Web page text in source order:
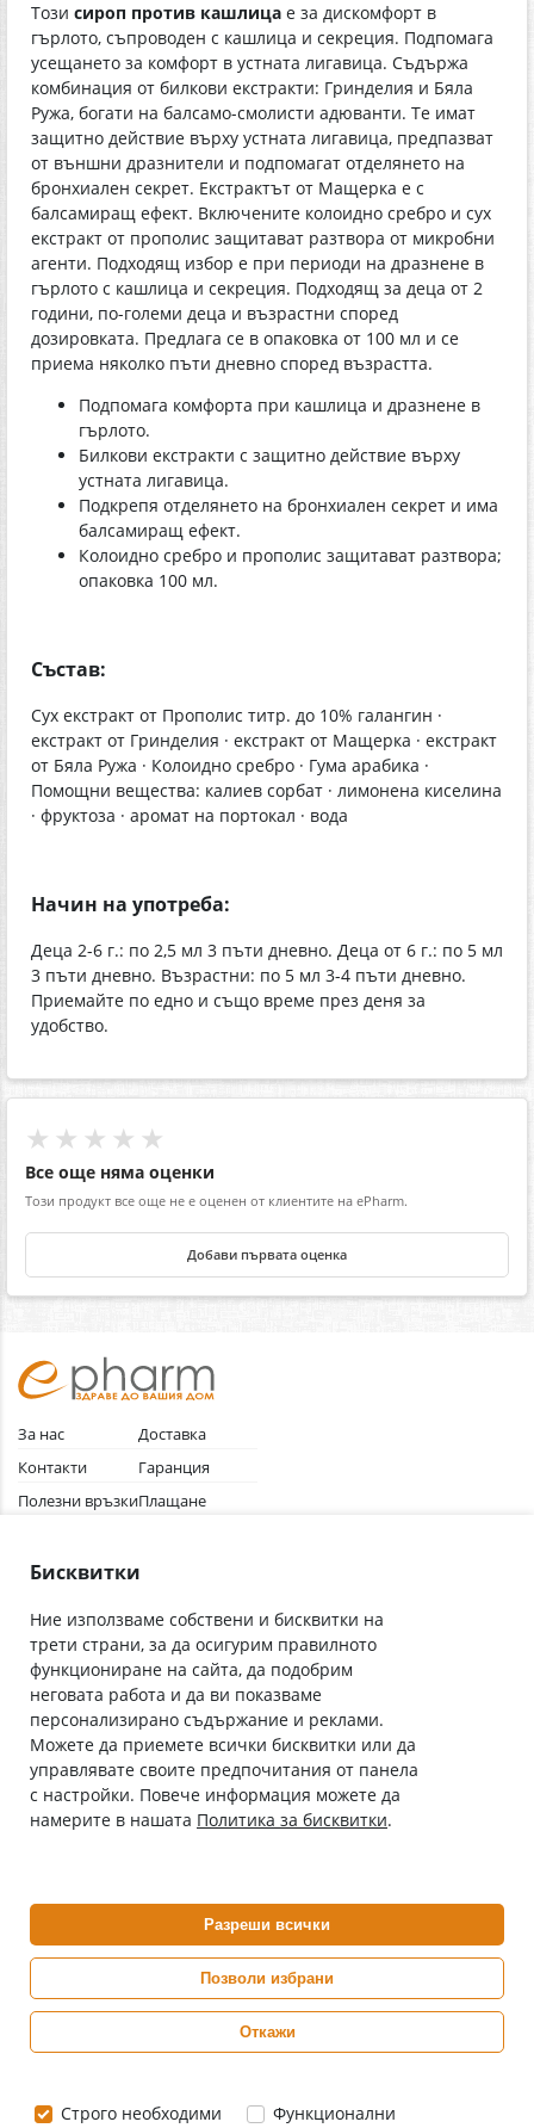
Този сироп против кашлица е за дискомфорт в
гърлото, съпроводен с кашлица и секреция. Подпомага
усещането за комфорт в устната лигавица. Съдържа
комбинация от билкови екстракти: Гринделия и Бяла
Ружа, богати на балсамо-смолисти адюванти. Те имат
защитно действие върху устната лигавица, предпазват
от външни дразнители и подпомагат отделянето на
бронхиален секрет. Екстрактът от Мащерка е с
балсамиращ ефект. Включените колоидно сребро и сух
екстракт от прополис защитават разтвора от микробни
агенти. Подходящ избор е при периоди на дразнене в
гърлото с кашлица и секреция. Подходящ за деца от 2
години, по-големи деца и възрастни според
дозировката. Предлага се в опаковка от 100 мл и се
приема няколко пъти дневно според възрастта.
Подпомага комфорта при кашлица и дразнене в
гърлото.
Билкови екстракти с защитно действие върху
устната лигавица.
Подкрепя отделянето на бронхиален секрет и има
балсамиращ ефект.
Колоидно сребро и прополис защитават разтвора;
опаковка 100 мл.
Състав:
Сух екстракт от Прополис титр. до 10% галангин ·
екстракт от Гринделия · екстракт от Мащерка · екстракт
от Бяла Ружа · Колоидно сребро · Гума арабика ·
Помощни вещества: калиев сорбат · лимонена киселина
· фруктоза · аромат на портокал · вода
Начин на употреба:
Деца 2-6 г.: по 2,5 мл 3 пъти дневно. Деца от 6 г.: по 5 мл
3 пъти дневно. Възрастни: по 5 мл 3-4 пъти дневно.
Приемайте по едно и също време през деня за
удобство.
★★★★★
Все още няма оценки
Този продукт все още не е оценен от клиентите на ePharm.
Добави първата оценка
За нас
Контакти
Полезни връзки
Общи условия
Доставка
Гаранция
Плащане
Абонирай се за нашия бюлетин
С абонамента се съгласявам сПолитиката за лични данни.
Онлайн аптека, част от аптеки „Ванчева“
ePharm е лицензирана онлайн аптека от
Изпълнителна Агенция по Лекарствата
0882 444 666
Бисквитки
Ние използваме собствени и бисквитки на
трети страни, за да осигурим правилното
функциониране на сайта, да подобрим
неговата работа и да ви показваме
персонализирано съдържание и реклами.
Можете да приемете всички бисквитки или да
управлявате своите предпочитания от панела
с настройки. Повече информация можете да
намерите в нашата Политика за бисквитки.
Разреши всички
Позволи избрани
Откажи
Строго необходими Функционални